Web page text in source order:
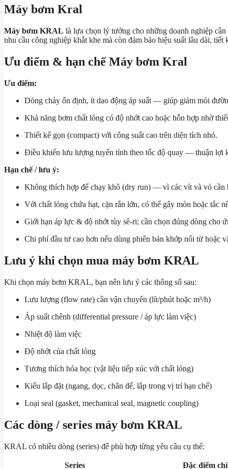
Máy bơm Kral
Máy bơm KRAL là lựa chọn lý tưởng cho những doanh nghiệp
nhu cầu công nghiệp khắt khe mà còn đảm bảo hiệu suất lâu dài, tiết
Ưu điểm & hạn chế Máy bơm Kral
Ưu điểm:
Dòng chảy ổn định, ít dao động áp suất — giúp giảm mỏi
Khả năng bơm chất lỏng có độ nhớt cao hoặc hỗn hợp nhờ
Thiết kế gọn (compact) với công suất cao trên diện tích nhỏ.
Điều khiển lưu lượng tuyến tính theo tốc độ quay — thuận lợi
Hạn chế / lưu ý:
Không thích hợp để chạy khô (dry run) — vì các vít và vỏ cần
Với chất lỏng chứa hạt, cặn rắn lớn, có thể gây mòn hoặc tắc
Giới hạn áp lực & độ nhớt tùy sê-ri; cần chọn đúng dòng cho
Chi phí đầu tư cao hơn nếu dùng phiên bản khớp nối từ hoặc
Lưu ý khi chọn mua máy bơm KRAL
Khi chọn máy bơm KRAL, bạn nên lưu ý các thông số sau:
Lưu lượng (flow rate) cần vận chuyển (lít/phút hoặc m³/h)
Áp suất chênh (differential pressure / áp lực làm việc)
Nhiệt độ làm việc
Độ nhớt của chất lỏng
Tương thích hóa học (vật liệu tiếp xúc với chất lỏng)
Kiểu lắp đặt (ngang, dọc, chân đế, lắp trong vị trí hạn chế)
Loại seal (gasket, mechanical seal, magnetic coupling)
Các dòng / series máy bơm KRAL
KRAL có nhiều dòng (series) để phù hợp từng yêu cầu cụ thể:
Series Đặc điểm